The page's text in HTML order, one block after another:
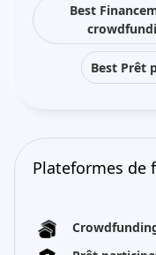
Best
Best Prêt
Plateformes de